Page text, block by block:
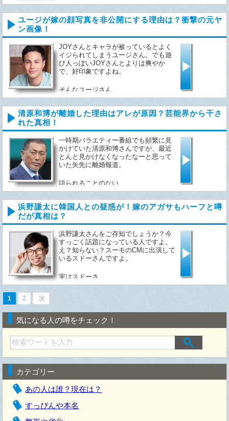
ユージが嫁の顔写真を非公開にする理由は？衝撃の元ヤ
ン画像！
JOYさんとキャラが被っているとよく
イジられてしまうユージさん。でも遊
び人っぽいJOYさんとよりは爽やか
で、好印象ですよね。
そんなユージさん...
清原和博が離婚した理由はアレが原因？芸能界から干さ
れた真相！
一時期バラエティー番組でも頻繁に見
かけていた清原和博さんですが、最近
とんと見かけなくなったなーと思って
いた矢先に離婚報道。
語られることのない...
浜野謙太に韓国人との疑惑が！嫁のアガサもハーフと噂
だが真相は？
浜野謙太さんをご存知でしょうか？今
すっごく話題になっている人ですよ。
え？知らない？スーモのCMに出演して
いるスドーさんですよ。
実はスドーさ...
1 2 次
気になる人の噂をチェック！
カテゴリー
あの人は誰？現在は？
すっぴんや本名